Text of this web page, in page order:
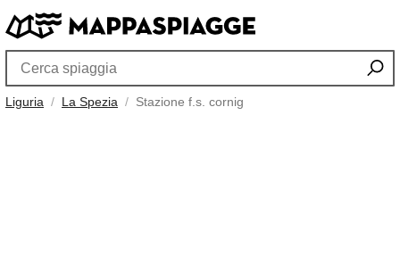
Liguria La Spezia Stazione f.s. cornig